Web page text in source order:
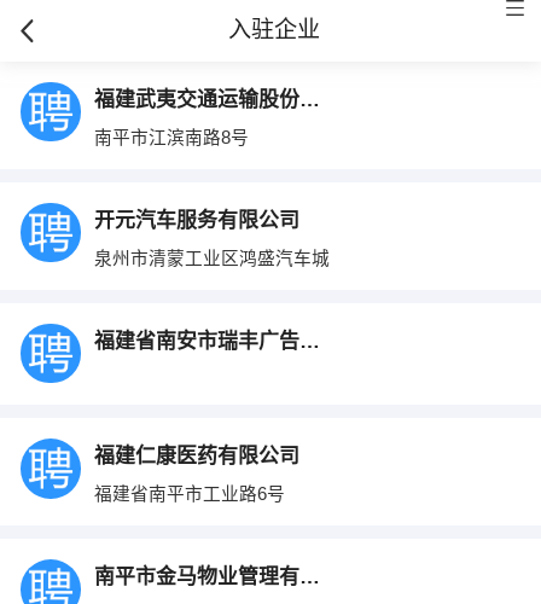
入驻企业
福建武夷交通运输股份有限公司
南平市江滨南路8号
开元汽车服务有限公司
泉州市清蒙工业区鸿盛汽车城
福建省南安市瑞丰广告有限公司
福建仁康医药有限公司
福建省南平市工业路6号
南平市金马物业管理有限公司